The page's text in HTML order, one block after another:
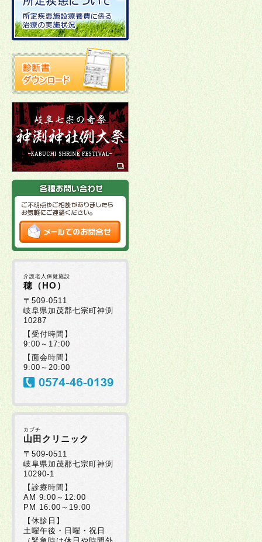
介護老人保健施設
穂（HO）
〒509-0511
岐阜県加茂郡七宗町神渕
10287
【受付時間】
9:00～17:00
【面会時間】
9:00～20:00
カブチ
山田クリニック
〒509-0511
岐阜県加茂郡七宗町神渕
10290-1
【診療時間】
AM 9:00～12:00
PM 16:00～19:00
【休診日】
土曜午後・日曜・祝日